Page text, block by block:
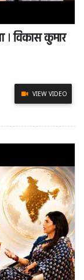
| विकास कुमार
VIEW VIDEO